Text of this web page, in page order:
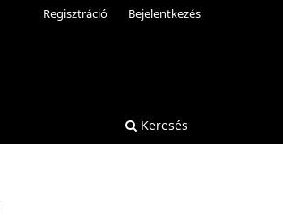
Keresés
Regisztráció Bejelentkezés